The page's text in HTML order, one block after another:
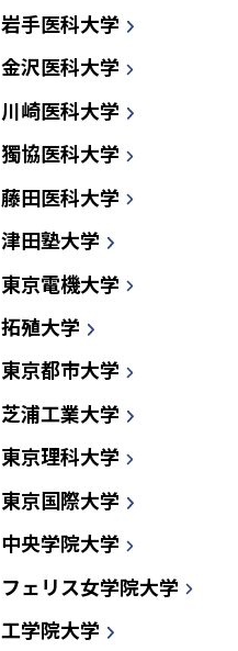
岩手医科大学
金沢医科大学
川崎医科大学
獨協医科大学
藤田医科大学
津田塾大学
東京電機大学
拓殖大学
東京都市大学
芝浦工業大学
東京理科大学
東京国際大学
中央学院大学
フェリス女学院大学
工学院大学